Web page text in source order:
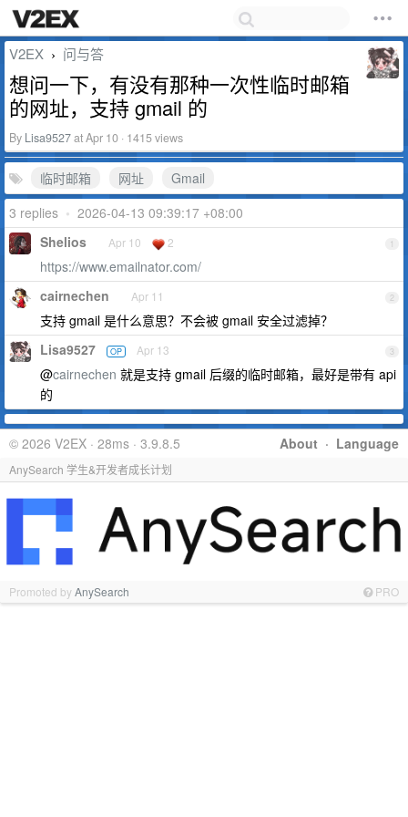
V2EX › 问与答
想问一下，有没有那种一次性临时邮箱
的网址，支持 gmail 的
By Lisa9527at Apr 10 · 1415 views
临时邮箱 网址
Gmail
3 replies • 2026-04-13 09:39:17 +08:00
1
Shelios Apr 10 2
https://www.emailnator.com/
2
cairnechen Apr 11
支持 gmail 是什么意思？不会被 gmail 安全过滤掉？
3
Lisa9527 OP Apr 13
@cairnechen 就是支持 gmail 后缀的临时邮箱，最好是带有 api
的
About · Language
© 2026 V2EX · 28ms · 3.9.8.5
AnySearch 学生&开发者成长计划
Promoted byAnySearch PRO